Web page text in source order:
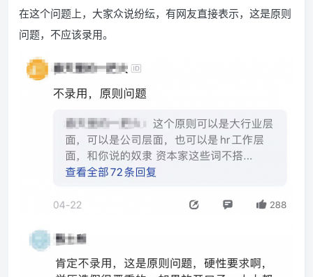
在这个问题上，大家众说纷纭，有网友直接表示，这是原则
问题，不应该录用。